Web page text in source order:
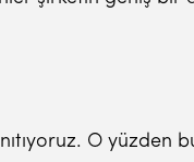
O yüzden